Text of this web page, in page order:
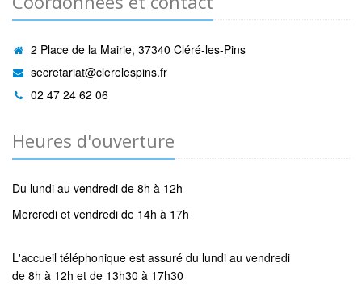
2 Place de la Mairie, 37340 Cléré-les-Pins
secretariat@clerelespins.fr
02 47 24 62 06
Heures d'ouverture
Du lundi au vendredi de 8h à 12h
Mercredi et vendredi de 14h à 17h
L'accueil téléphonique est assuré du lundi au vendredi
de 8h à 12h et de 13h30 à 17h30